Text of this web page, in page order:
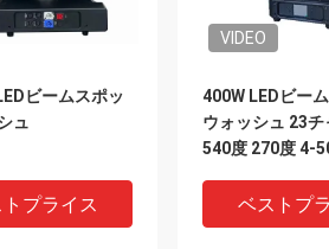
ビームスポッ
ュ
プライス
VIDEO
400W LEDビー
ウォッシュ 23
540度 270度 4-
ベストプ